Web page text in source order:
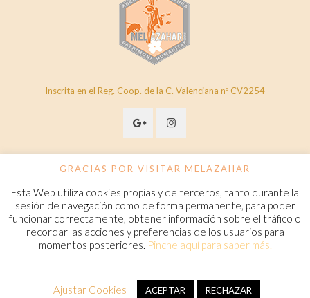
Inscrita en el Reg. Coop. de la C. Valenciana nº CV2254
© 2020 Melazahar. All Rights Reserved.www.melazahar.com
Política de cookies
Condiciones Generales de Contratación
Aviso legal
GRACIAS POR VISITAR MELAZAHAR
Esta Web utiliza cookies propias y de terceros, tanto durante la
sesión de navegación como de forma permanente, para poder
funcionar correctamente, obtener información sobre el tráfico o
recordar las acciones y preferencias de los usuarios para
momentos posteriores. Pinche aquí para saber más.
Ajustar Cookies ACEPTAR RECHAZAR